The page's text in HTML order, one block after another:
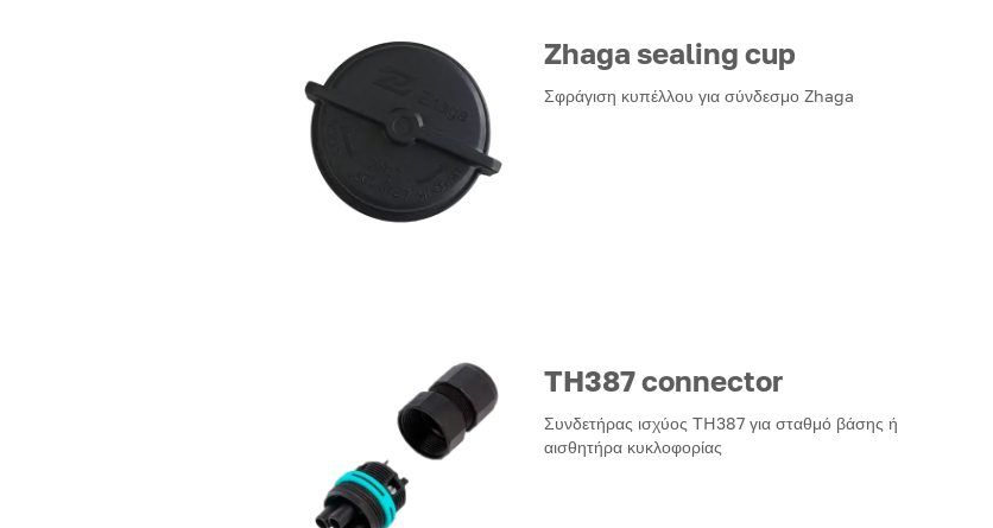
Zhaga sealing cup
Σφράγιση κυπέλλου για σύνδεσμο Zhaga
TH387 connector
Συνδετήρας ισχύος TH387 για σταθμό βάσης ή
αισθητήρα κυκλοφορίας